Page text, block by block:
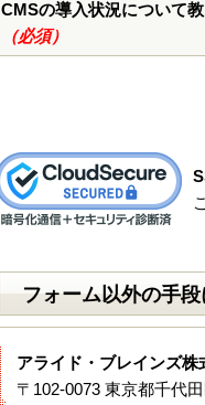
CMSの導入状況について
（必須）
フォーム以外の手
アライド・ブレインズ株
〒102-0073 東京都千代